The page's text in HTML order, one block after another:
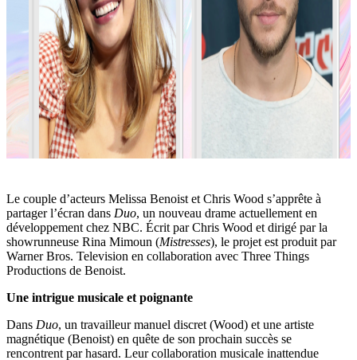
Le couple d’acteurs Melissa Benoist et Chris Wood s’apprête à
partager l’écran dans Duo, un nouveau drame actuellement en
développement chez NBC. Écrit par Chris Wood et dirigé par la
showrunneuse Rina Mimoun (Mistresses), le projet est produit par
Warner Bros. Television en collaboration avec Three Things
Productions de Benoist.
Une intrigue musicale et poignante
Dans Duo, un travailleur manuel discret (Wood) et une artiste
magnétique (Benoist) en quête de son prochain succès se
rencontrent par hasard. Leur collaboration musicale inattendue